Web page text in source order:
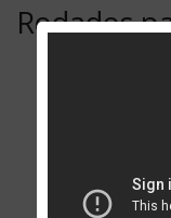
Rodados